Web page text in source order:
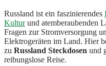
Russland ist ein faszinierendes
Kulturund atemberaubenden
Fragen zur Stromversorgung
Elektrogeräten im Land. Hier
zu Russland Steckdosen und
reibungslose Reise.